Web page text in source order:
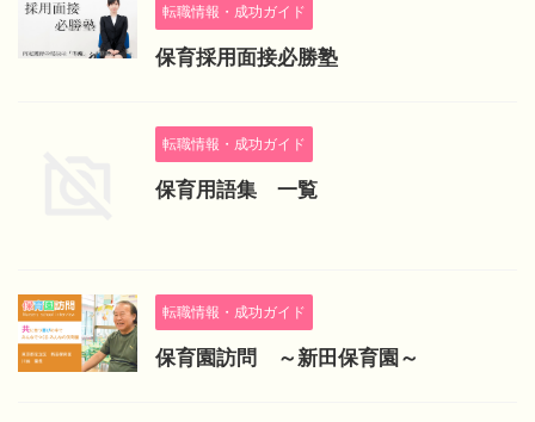
転職情報・成功ガイド
保育採用面接必勝塾
転職情報・成功ガイド
保育用語集 一覧
転職情報・成功ガイド
保育園訪問 ～新田保育園～